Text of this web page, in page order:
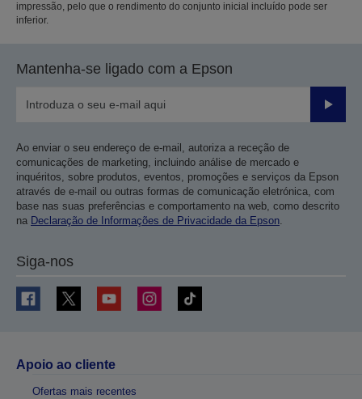
impressão, pelo que o rendimento do conjunto inicial incluído pode ser
inferior.
Mantenha-se ligado com a Epson
Enviar
Ao enviar o seu endereço de e-mail, autoriza a receção de
comunicações de marketing, incluindo análise de mercado e
inquéritos, sobre produtos, eventos, promoções e serviços da Epson
através de e-mail ou outras formas de comunicação eletrónica, com
base nas suas preferências e comportamento na web, como descrito
na Declaração de Informações de Privacidade da Epson.
Siga-nos
Apoio ao cliente
Ofertas mais recentes